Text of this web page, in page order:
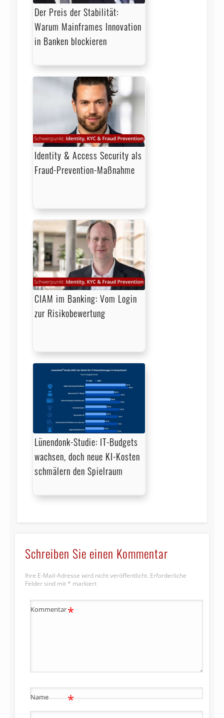
Der Preis der Stabilität:
Warum Mainframes Innovation
in Banken blockieren
Identity & Access Security als
Fraud-Prevention-Maßnahme
CIAM im Banking: Vom Login
zur Risikobewertung
Lünendonk-Studie: IT-Budgets
wachsen, doch neue KI-Kosten
schmälern den Spielraum
Schreiben Sie einen Kommentar
Ihre E-Mail-Adresse wird nicht veröffentlicht. Erforderliche
Felder sind mit * markiert
Kommentar*
Name *